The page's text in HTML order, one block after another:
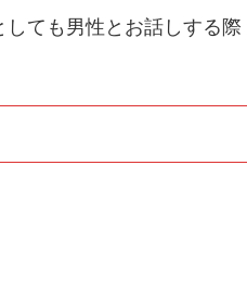
ても男性とお話しする際